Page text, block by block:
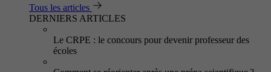
Tous les articles
DERNIERS ARTICLES
Le CRPE : le concours pour devenir professeur des
écoles